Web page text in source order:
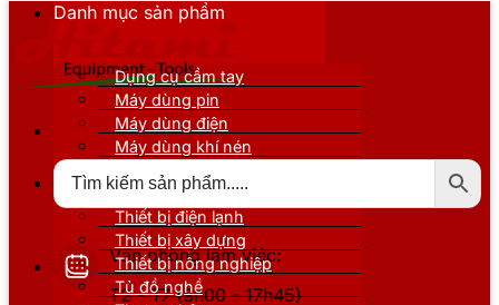
Văn phòng làm việc:
T2 - T7 (8h00 - 17h45)
Danh mục sản phẩm
Dụng cụ cầm tay
Máy dùng pin
Máy dùng điện
Máy dùng khí nén
Thiết bị nâng đỡ
Thiết bị điện lạnh
Thiết bị xây dựng
Thiết bị nông nghiệp
Tủ đồ nghề